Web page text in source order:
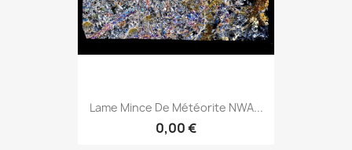
Lame Mince De Météorite NWA...
0,00 €